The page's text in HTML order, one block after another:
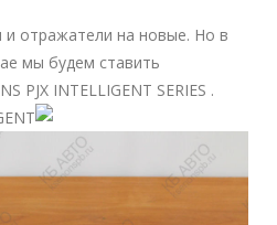
отражатели на новые. Но в
мы будем ставить
PJX INTELLIGENT SERIES .